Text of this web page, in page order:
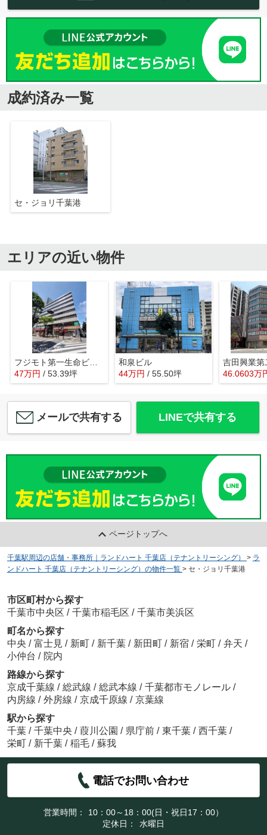
成約済み一覧
セ・ジョリ千葉港
エリアの近い物件
フジモト第一生命ビルディング
47万円 / 53.39坪
和泉ビル
44万円 / 55.50坪
吉田興業第
46.0603万
メールで共有する LINEで共有する
ページトップへ
千葉駅周辺の店舗・事務所｜ランドハート 千葉店（テナントリーシング） > ラ
ンドハート 千葉店（テナントリーシング）の物件一覧 > セ・ジョリ千葉港
市区町村から探す
千葉市中央区 / 千葉市稲毛区 / 千葉市美浜区
町名から探す
中央 / 富士見 / 新町 / 新千葉 / 新田町 / 新宿 / 栄町 / 弁天 /
小仲台 / 院内
路線から探す
京成千葉線 / 総武線 / 総武本線 / 千葉都市モノレール /
内房線 / 外房線 / 京成千原線 / 京葉線
駅から探す
千葉 / 千葉中央 / 葭川公園 / 県庁前 / 東千葉 / 西千葉 /
栄町 / 新千葉 / 稲毛 / 蘇我
電話でお問い合わせ
営業時間：
10：00～18：00(日・祝日17：00）
定休日：
水曜日